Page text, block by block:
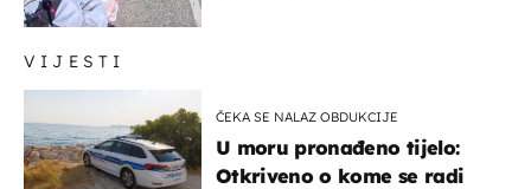
VIJESTI
ČEKA SE NALAZ OBDUKCIJE
U moru pronađeno tijelo:
Otkriveno o kome se radi